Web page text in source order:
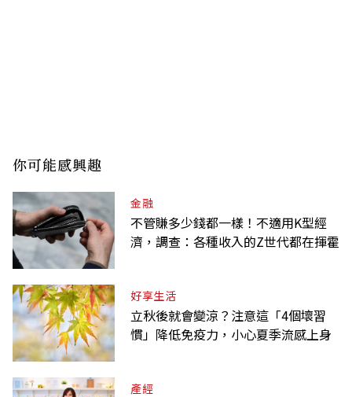
你可能感興趣
金融
不管賺多少錢都一樣！不適用K型經
濟，調查：各種收入的Z世代都在揮霍
好享生活
立秋後就會變涼？注意這「4個壞習
慣」降低免疫力，小心夏季流感上身
產經